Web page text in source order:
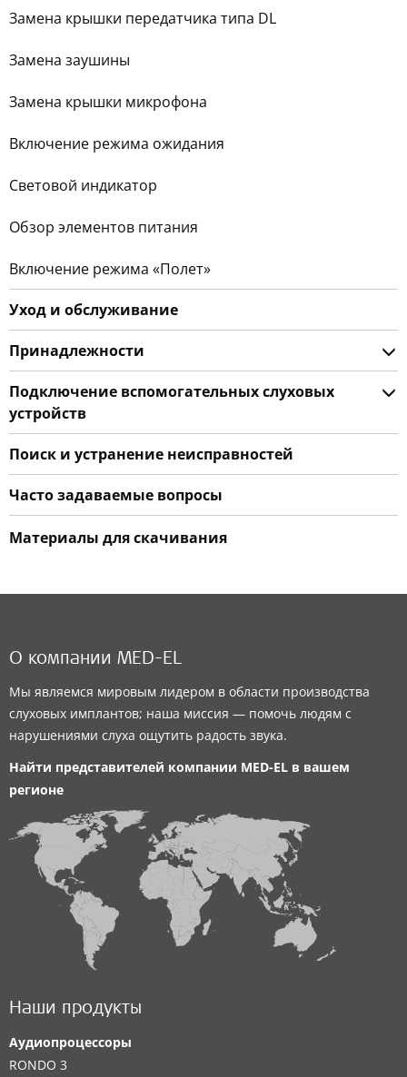
Замена крышки передатчика типа DL
Замена заушины
Замена крышки микрофона
Включение режима ожидания
Световой индикатор
Обзор элементов питания
Включение режима «Полет»
Уход и обслуживание
Принадлежности
Подключение вспомогательных слуховых
устройств
Поиск и устранение неисправностей
Часто задаваемые вопросы
Материалы для скачивания
О компании MED-EL
Мы являемся мировым лидером в области производства
слуховых имплантов; наша миссия — помочь людям с
нарушениями слуха ощутить радость звука.
Найти представителей компании MED-EL в вашем
регионе
Наши продукты
Аудиопроцессоры
RONDO 3